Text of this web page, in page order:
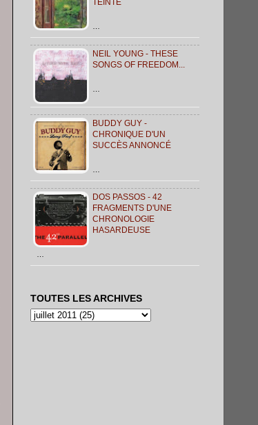
TEINTE
NEIL YOUNG - THESE
SONGS OF FREEDOM...
BUDDY GUY -
CHRONIQUE D'UN
SUCCÈS ANNONCÉ
DOS PASSOS - 42
FRAGMENTS D'UNE
CHRONOLOGIE
HASARDEUSE
TOUTES LES ARCHIVES